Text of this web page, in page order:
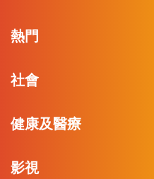
熱門
社會
健康及醫療
影視